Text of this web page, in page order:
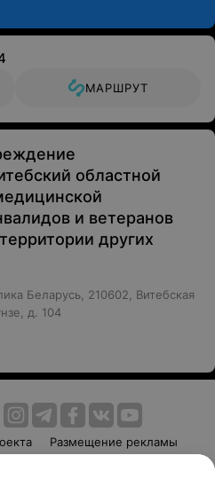
др.);
терапия,
массажа).
условия для лечения и
с беседками и местами
для прогулок.
что обязательна
рекламируемые
иметь
реакции.
МАРШРУТ
областной
и ветеранов
других
Беларусь, 210602, Витебская
д. 104
Размещение рекламы